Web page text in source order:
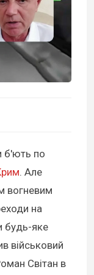
б'ють по
. Але
вогневим
на
будь-яке
військовий
Світан в